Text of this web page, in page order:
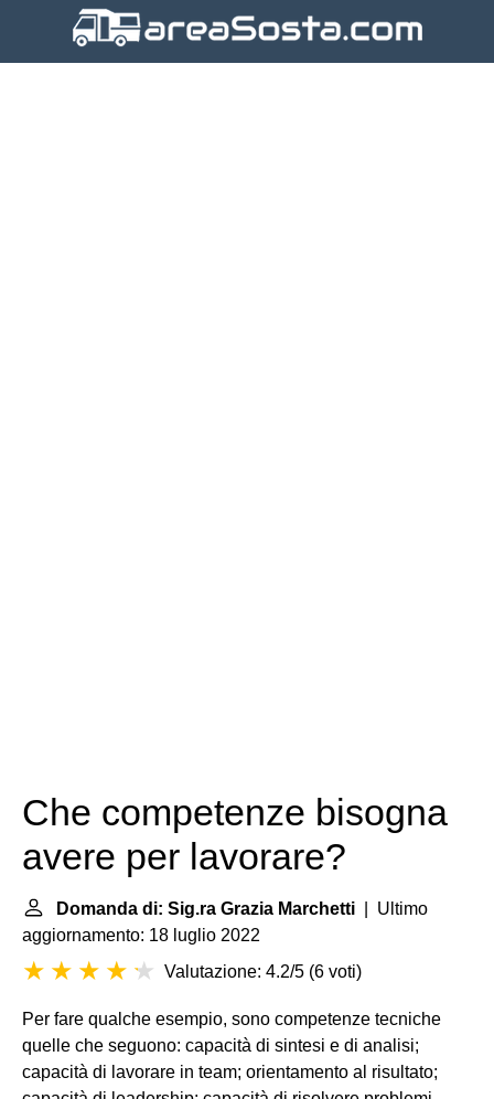
Che competenze bisogna
avere per lavorare?
Domanda di: Sig.ra Grazia Marchetti | Ultimo
aggiornamento: 18 luglio 2022
Valutazione: 4.2/5 (6 voti)
Per fare qualche esempio, sono competenze tecniche
quelle che seguono: capacità di sintesi e di analisi;
capacità di lavorare in team; orientamento al risultato;